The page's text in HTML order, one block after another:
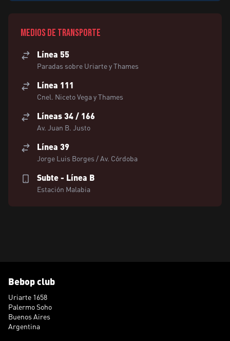
Medios de transporte
Línea 55
Paradas sobre Uriarte y Thames
Línea 111
Cnel. Niceto Vega y Thames
Líneas 34 / 166
Av. Juan B. Justo
Línea 39
Jorge Luis Borges / Av. Córdoba
Subte - Línea B
Estación Malabia
Bebop club
Uriarte 1658
Palermo Soho
Buenos Aires
Argentina